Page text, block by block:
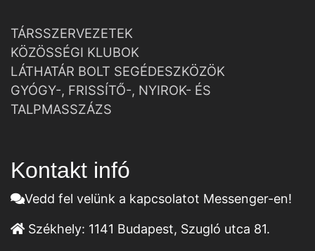
TÁRSSZERVEZETEK
KÖZÖSSÉGI KLUBOK
LÁTHATÁR BOLT SEGÉDESZKÖZÖK
GYÓGY-, FRISSÍTŐ-, NYIROK- ÉS
TALPMASSZÁZS
Kontakt infó
Vedd fel velünk a kapcsolatot Messenger-en!
Székhely: 1141 Budapest, Szugló utca 81.